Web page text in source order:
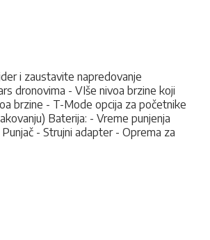
i zaustavite napredovanje
dronovima - VIše nivoa brzine koji
brzine - T-Mode opcija za početnike
Baterija: - Vreme punjenja
- Strujni adapter - Oprema za